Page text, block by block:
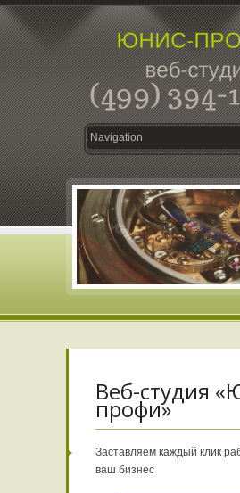
Веб-студия
профи»
Заставляем каждый клик
ваш бизнес